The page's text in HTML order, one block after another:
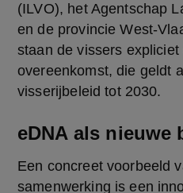
(ILVO), het Agentschap
en de provincie West-
staan de vissers
overeenkomst, die geldt
visserijbeleid tot 2030.
eDNA als nieuwe
Een concreet voorbeeld
samenwerking is een